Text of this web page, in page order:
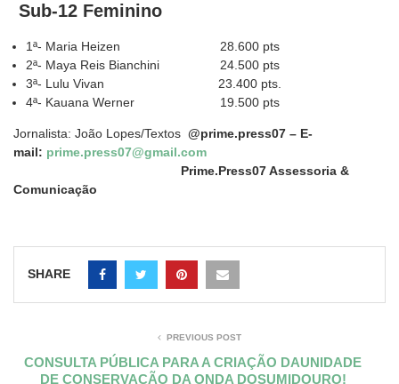
Sub-12 Feminino
1ª- Maria Heizen 28.600 pts
2ª- Maya Reis Bianchini 24.500 pts
3ª- Lulu Vivan 23.400 pts.
4ª- Kauana Werner 19.500 pts
Jornalista: João Lopes/Textos @prime.press07 – E-
mail: prime.press07@gmail.com
Prime.Press07 Assessoria &
Comunicação
SHARE
PREVIOUS POST
CONSULTA PÚBLICA PARA A CRIAÇÃO DAUNIDADE
DE CONSERVAÇÃO DA ONDA DOSUMIDOURO!